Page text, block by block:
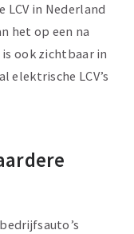
in Nederland
het op een na
ook zichtbaar in
elektrische LCV’s